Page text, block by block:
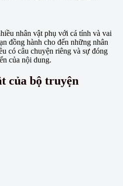
nhân vật phụ với cá tính và vai
đồng hành cho đến những nhân
có câu chuyện riêng và sự đóng
của nội dung.
của bộ truyện